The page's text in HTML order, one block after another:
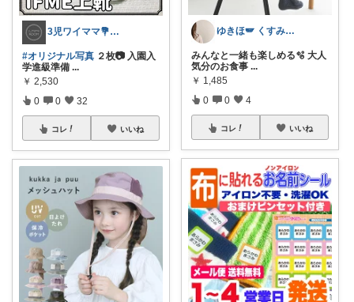
3児ワイママ💐バタバタでも回る暮らし✨
#オリジナル写真 ２枚📷 入園入
学進級準備 ...
￥ 2,530
0 0 32
コレ いいね
ゆきほ🪽 くすみカラー×小学生ママ
みんなと一緒も楽しめる🫧 大人
気分のお食事 ...
￥ 1,485
0 0 4
コレ いいね